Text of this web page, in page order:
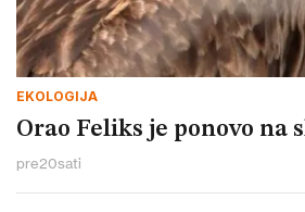
EKOLOGIJA
Orao Feliks je ponovo na
pre20sati